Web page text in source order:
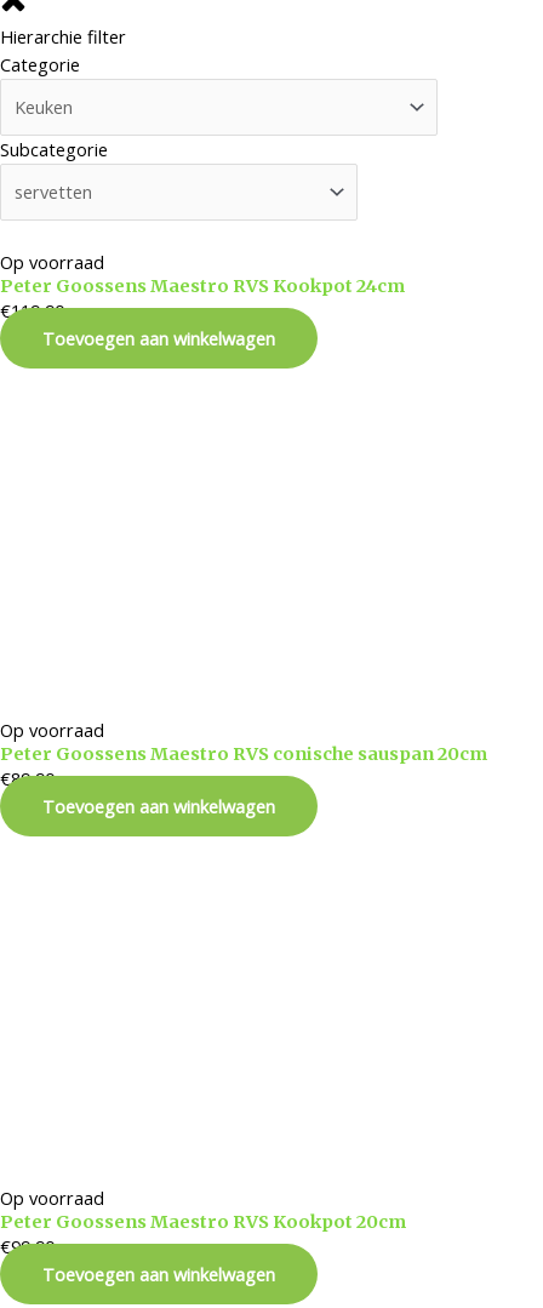
Hierarchie filter
Categorie
Subcategorie
Op voorraad
Peter Goossens Maestro RVS Kookpot 24cm
€119,90
Toevoegen aan winkelwagen
Op voorraad
Peter Goossens Maestro RVS conische sauspan 20cm
€89,90
Toevoegen aan winkelwagen
Op voorraad
Peter Goossens Maestro RVS Kookpot 20cm
€99,90
Toevoegen aan winkelwagen